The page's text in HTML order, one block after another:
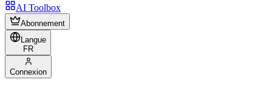
AI Toolbox
Abonnement
Langue
FR
Connexion